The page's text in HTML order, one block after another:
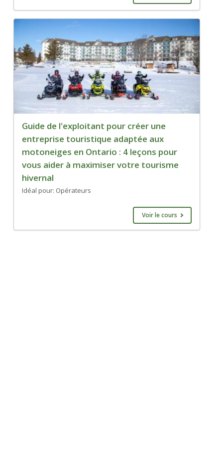
Guide de l'exploitant pour créer une
entreprise touristique adaptée aux
motoneiges en Ontario : 4 leçons pour
vous aider à maximiser votre tourisme
hivernal
Idéal pour: Opérateurs
Voir le cours